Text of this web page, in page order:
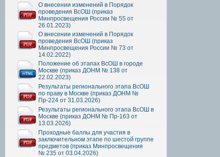
О внесении изменений в Порядок
проведения ВсОШ (приказ
Минпросвещения России № 55 от
26.01.2023)
О внесении изменений в Порядок
проведения ВсОШ (приказ
Минпросвещения России № 73 от
14.02.2022)
Положение об этапах ВсОШ в городе
Москве (приказ ДОНМ № 138 от
22.02.2023)
Результаты регионального этапа ВсОШ
по праву в Москве (приказ ДОНМ №
Пр-224 от 31.03.2026)
Результаты регионального этапа ВсОШ в
Москве (приказ ДОНМ № Пр-163 от
13.03.2026)
Проходные баллы для участия в
заключительном этапе по шестой группе
предметов (приказ Минпросвещения
№ 235 от 03.04.2026)